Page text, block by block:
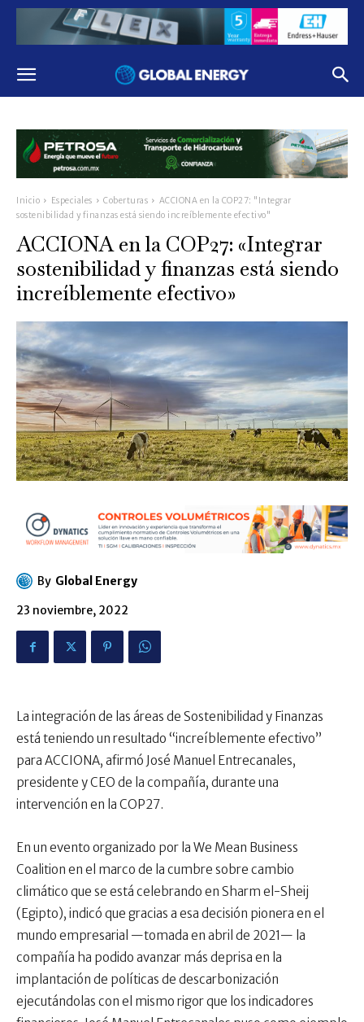
Inicio Especiales Coberturas
ACCIONA en la COP27: "Integrar
sostenibilidad y finanzas está siendo increíblemente efectivo"
ACCIONA en la COP27: «Integrar
sostenibilidad y finanzas está siendo
increíblemente efectivo»
By Global Energy
23 noviembre, 2022
La integración de las áreas de Sostenibilidad y Finanzas
está teniendo un resultado “increíblemente efectivo”
para ACCIONA, afirmó José Manuel Entrecanales,
presidente y CEO de la compañía, durante una
intervención en la COP27.
En un evento organizado por la We Mean Business
Coalition en el marco de la cumbre sobre cambio
climático que se está celebrando en Sharm el-Sheij
(Egipto), indicó que gracias a esa decisión pionera en el
mundo empresarial —tomada en abril de 2021— la
compañía ha podido avanzar más deprisa en la
implantación de políticas de descarbonización
ejecutándolas con el mismo rigor que los indicadores